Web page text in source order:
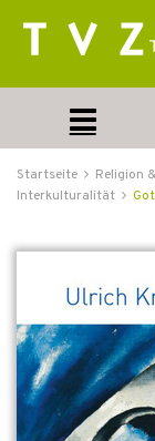
Startseite Religion
Interkulturalität